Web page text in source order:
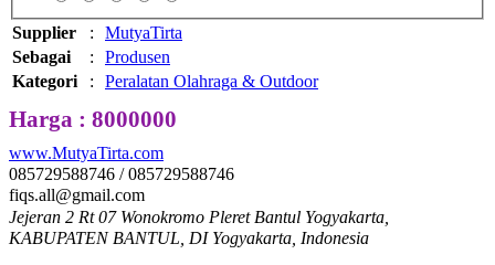
Supplier :
MutyaTirta
Sebagai
:
Produsen
Kategori
: Peralatan Olahraga & Outdoor
Harga : 8000000
www.MutyaTirta.com
085729588746 / 085729588746
fiqs.all@gmail.com
Jejeran 2 Rt 07 Wonokromo Pleret Bantul Yogyakarta,
KABUPATEN BANTUL, DI Yogyakarta, Indonesia